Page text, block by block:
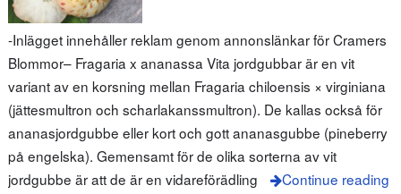
-Inlägget innehåller reklam genom annonslänkar för Cramers
Blommor– Fragaria x ananassa Vita jordgubbar är en vit
variant av en korsning mellan Fragaria chiloensis × virginiana
(jättesmultron och scharlakanssmultron). De kallas också för
ananasjordgubbe eller kort och gott ananasgubbe (pineberry
på engelska). Gemensamt för de olika sorterna av vit
jordgubbe är att de är en vidareförädling
Continue reading